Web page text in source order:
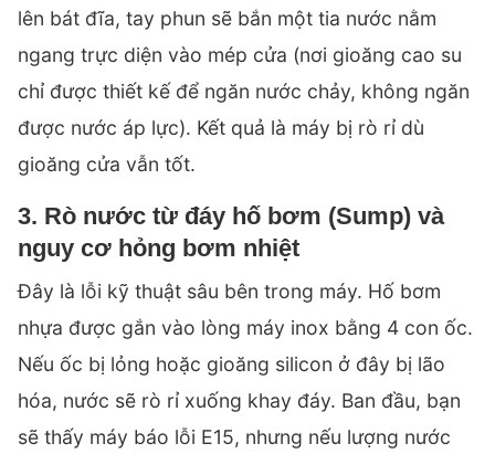
lên bát đĩa, tay phun sẽ bắn một tia nước nằm
ngang trực diện vào mép cửa (nơi gioăng cao su
chỉ được thiết kế để ngăn nước chảy, không ngăn
được nước áp lực). Kết quả là máy bị rò rỉ dù
gioăng cửa vẫn tốt.
3. Rò nước từ đáy hố bơm (Sump) và
nguy cơ hỏng bơm nhiệt
Đây là lỗi kỹ thuật sâu bên trong máy. Hố bơm
nhựa được gắn vào lòng máy inox bằng 4 con ốc.
Nếu ốc bị lỏng hoặc gioăng silicon ở đây bị lão
hóa, nước sẽ rò rỉ xuống khay đáy. Ban đầu, bạn
sẽ thấy máy báo lỗi E15, nhưng nếu lượng nước